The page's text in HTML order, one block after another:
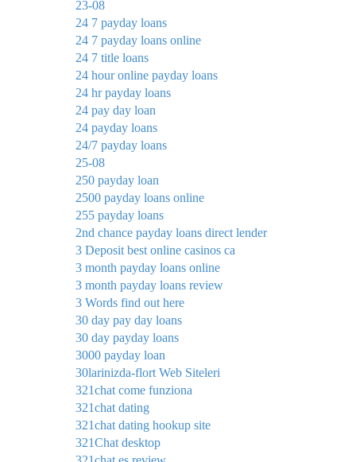
23-08
24 7 payday loans
24 7 payday loans online
24 7 title loans
24 hour online payday loans
24 hr payday loans
24 pay day loan
24 payday loans
24/7 payday loans
25-08
250 payday loan
2500 payday loans online
255 payday loans
2nd chance payday loans direct lender
3 Deposit best online casinos ca
3 month payday loans online
3 month payday loans review
3 Words find out here
30 day pay day loans
30 day payday loans
3000 payday loan
30larinizda-flort Web Siteleri
321chat come funziona
321chat dating
321chat dating hookup site
321Chat desktop